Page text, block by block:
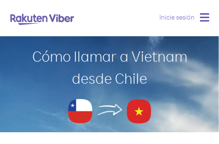
Inicie sesión
Cómo llamar a Vietnam
desde Chile